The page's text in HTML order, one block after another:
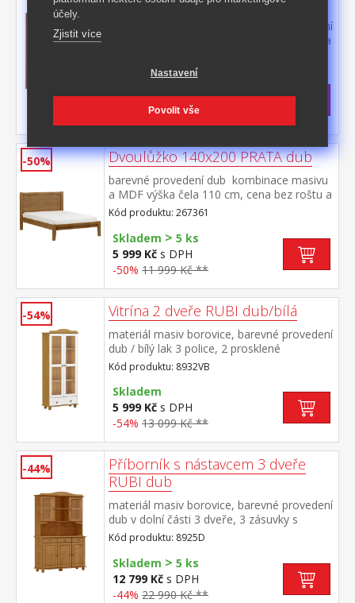
materiál masiv borovice, barevné provedení
dub troje posuvné dveře, prostor dělený na
a jedna police ve střední části 4 police dole
tři zásuvky s kovovými úchytkami a pojezdy
>
24 999 Kčs DPH
41 690 Kč **
-50% Dvoulůžko 140x200 PRATA dub
barevné provedení dub kombinace masivu
a MDF výška čela 110 cm, cena bez roštu a
matrace doporučený rozměr matrace 140
× 200 cm a rošt R3
Kód produktu: 267361
Skladem > 5 ks
5 999 Kč s DPH
-50% 11 999 Kč **
-54% Vitrína 2 dveře RUBI dub/bílá
materiál masiv borovice, barevné provedení
dub / bílý lak 3 police, 2 prosklené
dveře široká zásuvka s kovovými pojezdy
Kód produktu: 8932VB
Skladem
5 999 Kč s DPH
-54% 13 099 Kč **
-44%
Příborník s nástavcem 3 dveře
RUBI dub
materiál masiv borovice, barevné provedení
dub v dolní části 3 dveře, 3 zásuvky s
kovovými pojezdy v horní části dvoje
prosklené dveře
Kód produktu: 8925D
Skladem > 5 ks
12 799 Kč s DPH
-44% 22 990 Kč **
účely.
Zjistit více
Nastavení
Povolit vše